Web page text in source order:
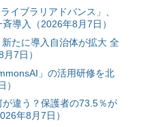
イブラリアドバンス」、
導入（2026年8月7日）
たに導入自治体が拡大 全
7日）
」の活用研修を北
違う？保護者の73.5％が
年8月7日）